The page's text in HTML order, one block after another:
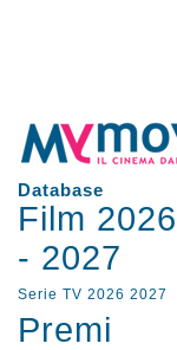
Database
Film 2026
- 2027
Serie TV 2026 2027
Premi